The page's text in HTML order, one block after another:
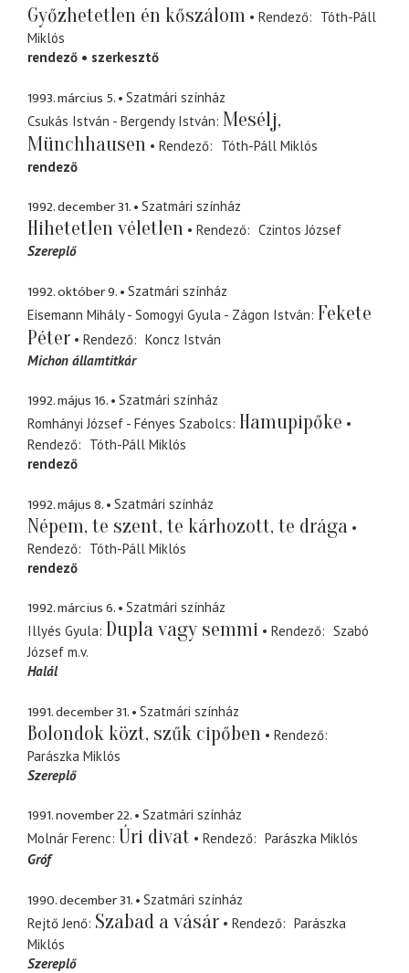
Győzhetetlen én kőszálom Rendező
Tóth-Páll
Miklós
rendező
szerkesztő
1993. március 5.
Szatmári színház
Csukás István - Bergendy István Mesélj,
Münchhausen
Rendező
Tóth-Páll Miklós
rendező
1992. december 31. Szatmári színház
Hihetetlen véletlen Rendező
Czintos József
Szereplő
1992. október 9.
Szatmári színház
Eisemann Mihály - Somogyi Gyula - Zágon István Fekete
Péter
Rendező
Koncz István
Michon államtitkár
1992. május 16.
Szatmári színház
Romhányi József - Fényes Szabolcs Hamupipőke
Rendező
Tóth-Páll Miklós
rendező
1992. május 8. Szatmári színház
Népem, te szent, te kárhozott, te drága
Rendező
Tóth-Páll Miklós
rendező
1992. március 6.
Szatmári színház
Illyés Gyula Dupla vagy semmi Rendező
Szabó
József m.v.
Halál
1991. december 31. Szatmári színház
Bolondok közt, szűk cipőben
Rendező
Parászka Miklós
Szereplő
1991. november 22.
Szatmári színház
Molnár Ferenc Úri divat Rendező
Parászka Miklós
Gróf
1990. december 31.
Szatmári színház
Rejtő Jenő Szabad a vásár Rendező
Parászka
Miklós
Szereplő